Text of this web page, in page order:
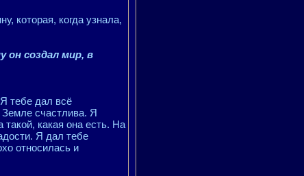
которая, когда узнала,
он создал мир, в
тебе дал всё
счастлива. Я
какая она есть. На
Я дал тебе
относилась и